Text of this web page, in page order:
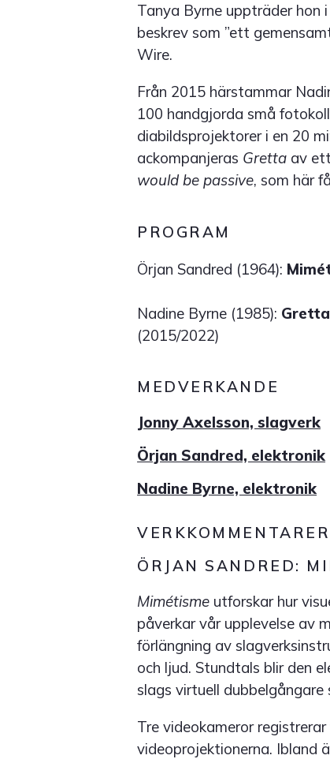
Tanya Byrne uppträder hon
beskrev som ”ett
Wire.
Från 2015 härstammar
100 handgjorda små
diabildsprojektorer i en 20
ackompanjeras Gretta av
would be passive, som här
PROGRAM
Örjan Sandred (1964):
Nadine Byrne (1985):
(2015/2022)
MEDVERKANDE
Jonny Axelsson, slagverk
Örjan Sandred, elektronik
Nadine Byrne, elektronik
VERKKOMMENTARER
ÖRJAN SANDRED:
Mimétisme utforskar hur
påverkar vår upplevelse av
förlängning av
och ljud. Stundtals blir den
slags virtuell
Tre videokameror
videoprojektionerna. Ibland